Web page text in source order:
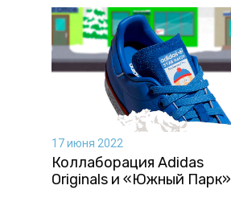
17 июня 2022
Коллаборация Аdidas
Originals и «Южный Парк»